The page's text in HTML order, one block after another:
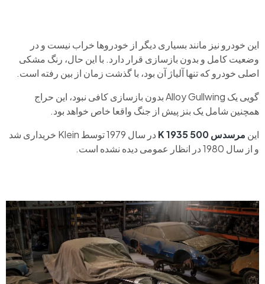
این خودرو نیز مانند بسیاری دیگر از خودروها خراب نیست و در
وضعیت کامل و بدون بازسازی قرار دارد. با این حال، رنگ مشکی
اصلی خودرو که تنها آلیاژ آن بود، با گذشت زمان از بین رفته است.
گویی یک Alloy Gullwing بدون بازسازی کافی نبود، این حراج
همچنین شامل یک بنز پیش از جنگ واقعا خاص خواهد بود.
این مرسدس500
K 1935
در سال 1979 توسط Klein خریداری شد
و از سال 1980 در انظار عمومی دیده نشده است.